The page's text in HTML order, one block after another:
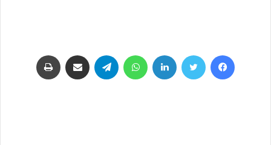
فيسبوك تويتر لينكدإن واتساب تيلقرام مشاركة عبر البريد